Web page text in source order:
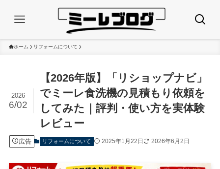
ホーム リフォームについて
【2026年版】「リショップナビ」
でミーレ食洗機の見積もり依頼を
してみた｜評判・使い方を実体験
レビュー
2026
6/02
広告 リフォームについて 2025年1月22日 2026年6月2日